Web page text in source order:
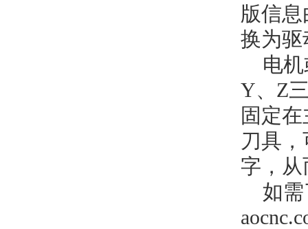
版信
换为驱
电
Y、Z
固定
刀具
字，
如